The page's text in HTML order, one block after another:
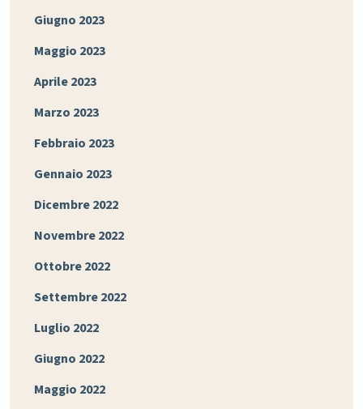
Giugno 2023
Maggio 2023
Aprile 2023
Marzo 2023
Febbraio 2023
Gennaio 2023
Dicembre 2022
Novembre 2022
Ottobre 2022
Settembre 2022
Luglio 2022
Giugno 2022
Maggio 2022